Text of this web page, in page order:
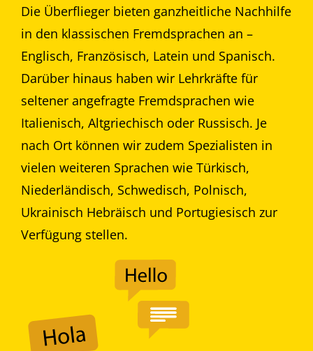
Die Überflieger bieten ganzheitliche Nachhilfe
in den klassischen Fremdsprachen an –
Englisch, Französisch, Latein und Spanisch.
Darüber hinaus haben wir Lehrkräfte für
seltener angefragte Fremdsprachen wie
Italienisch, Altgriechisch oder Russisch. Je
nach Ort können wir zudem Spezialisten in
vielen weiteren Sprachen wie Türkisch,
Niederländisch, Schwedisch, Polnisch,
Ukrainisch Hebräisch und Portugiesisch zur
Verfügung stellen.